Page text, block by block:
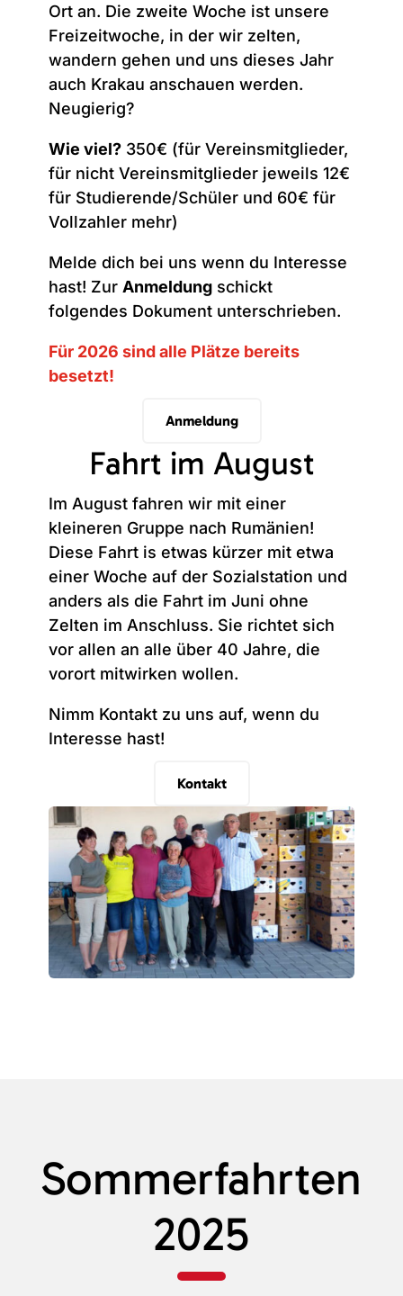
Ort an. Die zweite Woche ist unsere
Freizeitwoche, in der wir zelten,
wandern gehen und uns dieses Jahr
auch Krakau anschauen werden.
Neugierig?
Wie viel? 350€ (für Vereinsmitglieder,
für nicht Vereinsmitglieder jeweils 12€
für Studierende/Schüler und 60€ für
Vollzahler mehr)
Melde dich bei uns wenn du Interesse
hast! Zur Anmeldung schickt
folgendes Dokument unterschrieben.
Für 2026 sind alle Plätze bereits
besetzt!
Anmeldung
Fahrt im August
Im August fahren wir mit einer
kleineren Gruppe nach Rumänien!
Diese Fahrt is etwas kürzer mit etwa
einer Woche auf der Sozialstation und
anders als die Fahrt im Juni ohne
Zelten im Anschluss. Sie richtet sich
vor allen an alle über 40 Jahre, die
vorort mitwirken wollen.
Nimm Kontakt zu uns auf, wenn du
Interesse hast!
Kontakt
Sommerfahrten
2025